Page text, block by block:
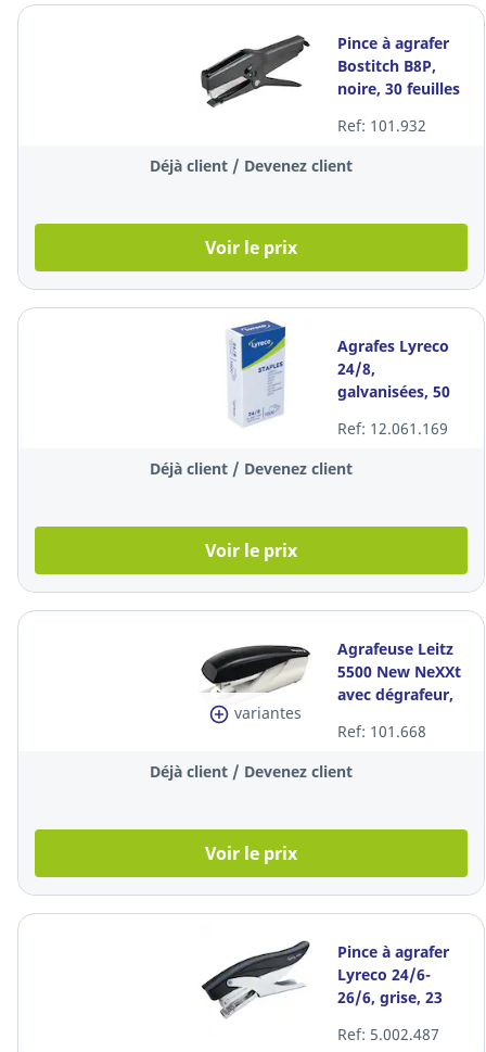
Pince à agrafer
Bostitch B8P,
noire, 30 feuilles
Ref: 101.932
Déjà client / Devenez client
Voir le prix
Agrafes Lyreco
24/8,
galvanisées, 50
agrafes
Ref: 12.061.169
Déjà client / Devenez client
Voir le prix
variantes
Agrafeuse Leitz
5500 New NeXXt
avec dégrafeur,
Ref: 101.668
Déjà client / Devenez client
Voir le prix
Pince à agrafer
Lyreco 24/6-
26/6, grise, 23
Ref: 5.002.487